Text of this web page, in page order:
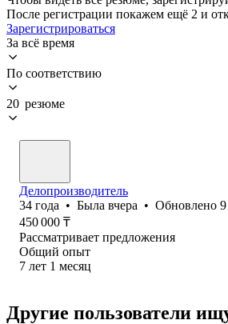
После регистрации покажем ещё 2 и
Зарегистрироваться
За всё время
По соответствию
20 резюме
Делопроизводитель
34 года • Была вчера • Обновлено
450 000 ₸
Рассматривает предложения
Общий опыт
7 лет 1 месяц
Другие пользователи